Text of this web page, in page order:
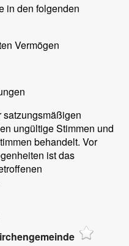
in den folgenden
Vermögen
satzungsmäßigen
ungültige Stimmen und
behandelt. Vor
ist das